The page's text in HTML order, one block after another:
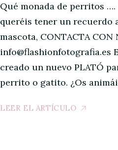
Qué monada de perritos ….
queréis tener un recuerdo
mascota, CONTACTA CON
info@flashionfotografia.es
creado un nuevo PLATÓ
perrito o gatito. ¿Os
LEER EL ARTÍCULO